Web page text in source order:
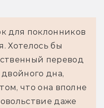
для поклонников
Хотелось бы
перевод
дна,
что она вполне
даже